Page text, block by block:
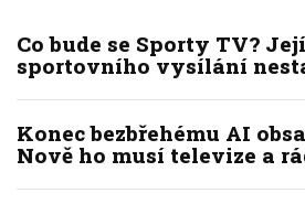
Co bude se Sporty TV?
sportovního vysílání
Konec bezbřehému AI
Nově ho musí televize a